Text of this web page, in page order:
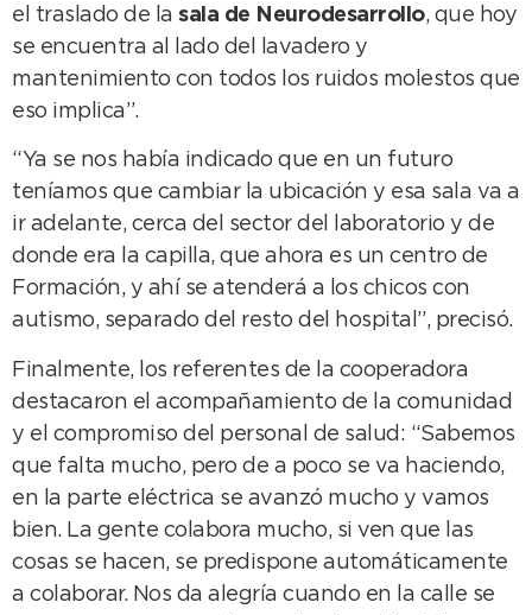
el traslado de la sala de Neurodesarrollo, que hoy
se encuentra al lado del lavadero y
mantenimiento con todos los ruidos molestos que
eso implica”.
“Ya se nos había indicado que en un futuro
teníamos que cambiar la ubicación y esa sala va a
ir adelante, cerca del sector del laboratorio y de
donde era la capilla, que ahora es un centro de
Formación, y ahí se atenderá a los chicos con
autismo, separado del resto del hospital”, precisó.
Finalmente, los referentes de la cooperadora
destacaron el acompañamiento de la comunidad
y el compromiso del personal de salud: “Sabemos
que falta mucho, pero de a poco se va haciendo,
en la parte eléctrica se avanzó mucho y vamos
bien. La gente colabora mucho, si ven que las
cosas se hacen, se predispone automáticamente
a colaborar. Nos da alegría cuando en la calle se